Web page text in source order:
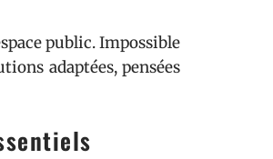
public. Impossible
adaptées, pensées